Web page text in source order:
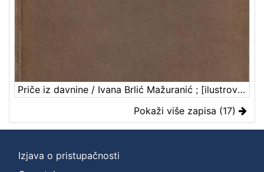
Priče iz davnine / Ivana Brlić Mažuranić ; [ilustrovao Petar Orlić]
Pokaži više zapisa (17)
Izjava o pristupačnosti